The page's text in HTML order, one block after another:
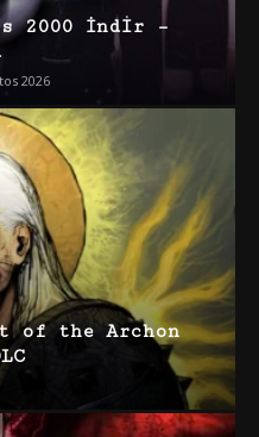
2000 İndir –
2026
of the Archon